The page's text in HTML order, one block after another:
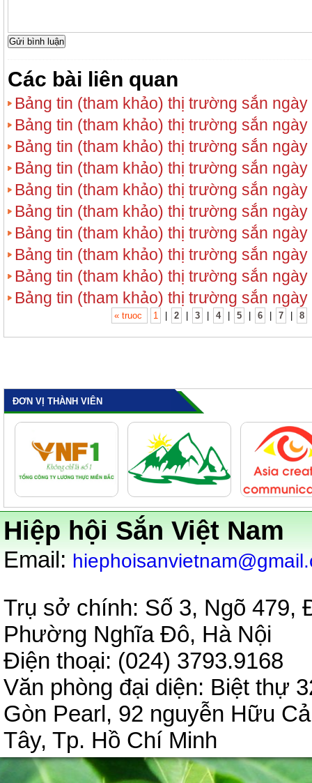
Các bài liên quan
Bảng tin (tham khảo) thị trường sắn
Bảng tin (tham khảo) thị trường sắn
Bảng tin (tham khảo) thị trường sắn
Bảng tin (tham khảo) thị trường sắn
Bảng tin (tham khảo) thị trường sắn
Bảng tin (tham khảo) thị trường sắn
Bảng tin (tham khảo) thị trường sắn
Bảng tin (tham khảo) thị trường sắn
Bảng tin (tham khảo) thị trường sắn
Bảng tin (tham khảo) thị trường sắn
« truoc 1 2 3 4 5 6 7 8
ĐƠN VỊ THÀNH VIÊN
Hiệp hội Sắn Việt Nam
Email:
Trụ sở chính: Số 3, Ngõ 479,
Phường Nghĩa Đô, Hà Nội
Điện thoại: (024)
Văn phòng đại diện: Biệt thự
Gòn Pearl, 92 nguyễn Hữu
Tây, Tp. Hồ Chí Minh